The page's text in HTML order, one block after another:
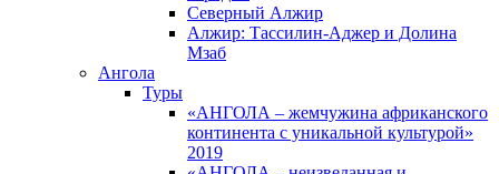
Северный Алжир
Алжир: Тассилин-Аджер и Долина
Мзаб
Ангола
Туры
«АНГОЛА – жемчужина африканского
континента с уникальной культурой»
2019